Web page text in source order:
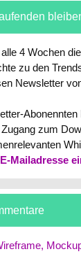
4 Wochen
zu den
Newsletter
zum
E-Mailadresse